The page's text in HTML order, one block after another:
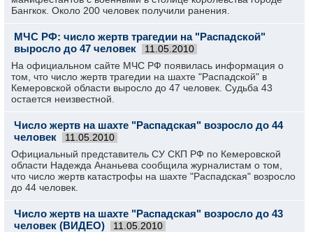
Бангкок. Около 200 человек получили ранения.
МЧС РФ: число жертв трагедии на "Распадской"
выросло до 47 человек
11.05.2010
На официальном сайте МЧС РФ появилась информация о
том, что число жертв трагедии на шахте "Распадской" в
Кемеровской области выросло до 47 человек. Судьба 43
остается неизвестной.
Число жертв на шахте "Распадская" возросло до 44
человек
11.05.2010
Официальный представитель СУ СКП РФ по Кемеровской
области Надежда Ананьева сообщила журналистам о том,
что число жертв катастрофы на шахте "Распадская" возросло
до 44 человек.
Число жертв на шахте "Распадская" возросло до 43
человек (ВИДЕО)
11.05.2010